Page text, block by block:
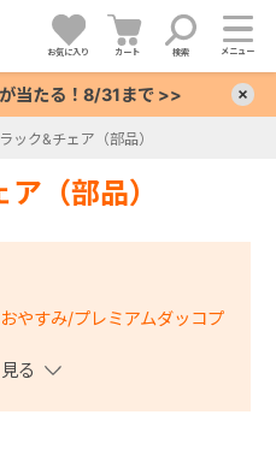
お気に入り カート 検索 メニュー
当たる！8/31まで >>
ック&チェア（部品）
（部品）
やすみ/プレミアムダッコプ